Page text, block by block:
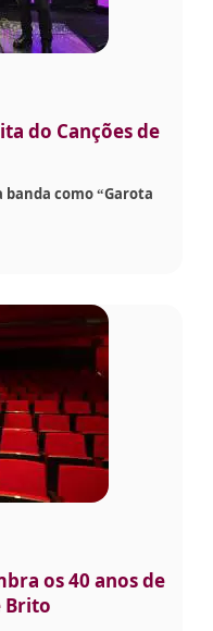
do Canções de
banda como “Garota
os 40 anos de
Brito